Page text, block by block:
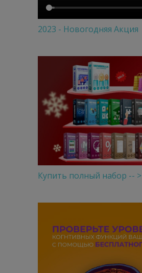
2023 - Новогодняя Акция
Купить полный набор -- >